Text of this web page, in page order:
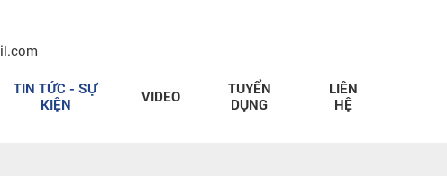
TIN TỨC - SỰ
KIỆN
VIDEO
TUYỂN
DỤNG
LIÊN
HỆ